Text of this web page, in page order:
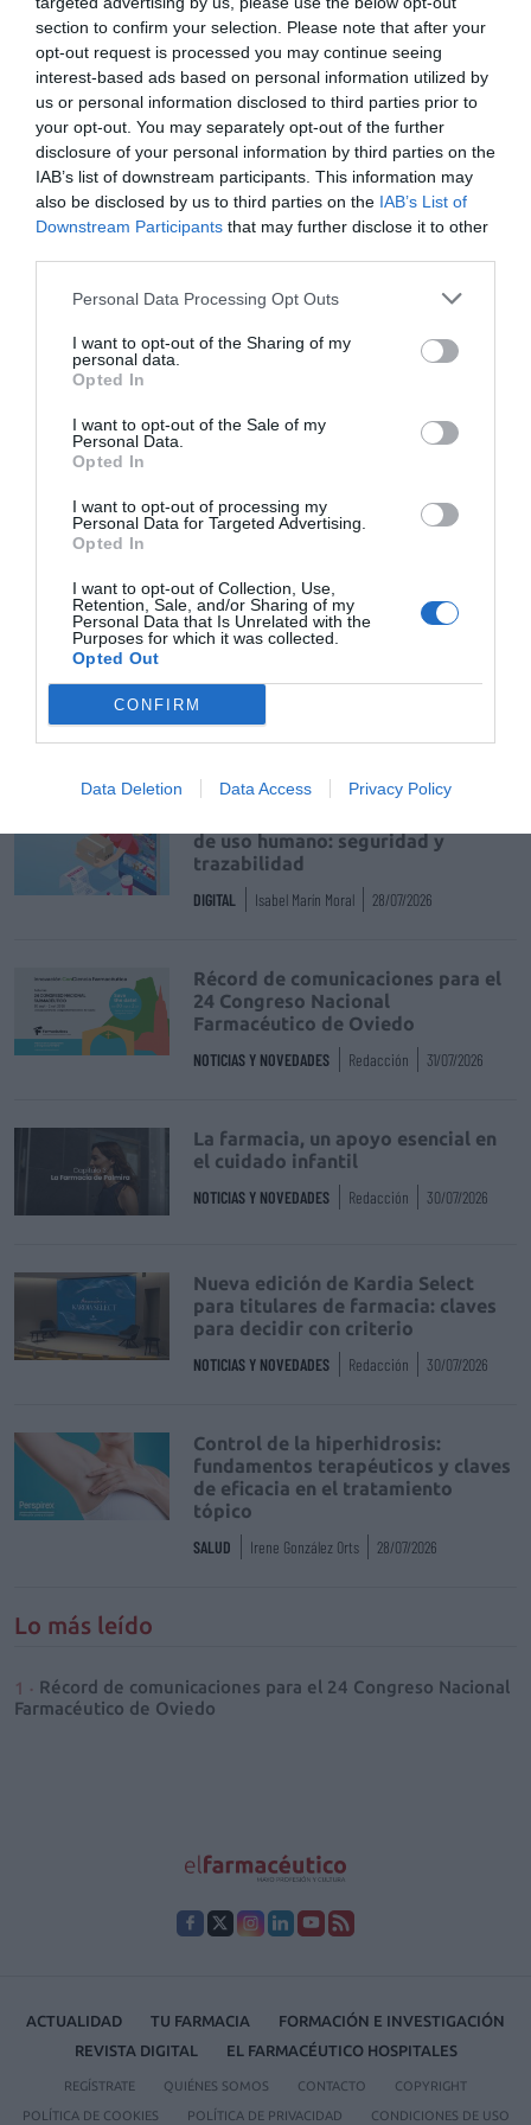
section to confirm your selection. Please note that after your
opt-out request is processed you may continue seeing
interest-based ads based on personal information utilized by
us or personal information disclosed to third parties prior to
your opt-out. You may separately opt-out of the further
disclosure of your personal information by third parties on the
IAB’s list of downstream participants. This information may
also be disclosed by us to third parties on the IAB’s List of
Downstream Participants that may further disclose it to other
Personal Data Processing Opt Outs
I want to opt-out of the Sharing of my
personal data.
Opted In
I want to opt-out of the Sale of my
Personal Data.
Opted In
I want to opt-out of processing my
Personal Data for Targeted Advertising.
Opted In
I want to opt-out of Collection, Use,
Retention, Sale, and/or Sharing of my
Personal Data that Is Unrelated with the
Purposes for which it was collected.
Opted Out
CONFIRM
Data Deletion Data Access Privacy Policy
inscribirse en el Congreso, que tendrá lugar en el recinto
ferial de Gran Via los días 24, 25 y 26 de marzo y está
organizado conjuntamente por los colegios de
farmacéuticos de Madrid y Barcelona, con la
colaboración de Interalia. En el mismo portal también se
pueden consultar las bases de presentación de pósteres
científicos, pues el plazo se ha ampliado hasta el 14 de
febrero. Durante los tres días del congreso más de 200
activas, las perspectivas del sector farmacéutico.
AñadirEl Farmacéutico
Mantente informado con las últimas noticias de actualidad.
ACTIVAR AHORA
josep brugada infarma barcelona 2015
riesgo cardiovascular
de uso humano: seguridad y
trazabilidad
DIGITAL Isabel Marín Moral 28/07/2026
Récord de comunicaciones para el
24 Congreso Nacional
Farmacéutico de Oviedo
NOTICIAS Y NOVEDADES Redacción 31/07/2026
La farmacia, un apoyo esencial en
el cuidado infantil
NOTICIAS Y NOVEDADES Redacción 30/07/2026
Nueva edición de Kardia Select
para titulares de farmacia: claves
para decidir con criterio
NOTICIAS Y NOVEDADES Redacción 30/07/2026
Control de la hiperhidrosis:
fundamentos terapéuticos y claves
de eficacia en el tratamiento
tópico
SALUD Irene González Orts 28/07/2026
Lo más leído
Récord de comunicaciones para el 24 Congreso Nacional
Farmacéutico de Oviedo
ACTUALIDAD TU FARMACIA
FORMACIÓN E INVESTIGACIÓN
REVISTA DIGITAL
EL FARMACÉUTICO HOSPITALES
REGÍSTRATE QUIÉNES SOMOS CONTACTO COPYRIGHT
POLÍTICA DE COOKIES POLÍTICA DE PRIVACIDAD CONDICIONES DE USO